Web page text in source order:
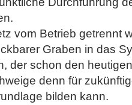
vom Betrieb getrennt
Graben in das
der schon den
denn für
bilden kann.